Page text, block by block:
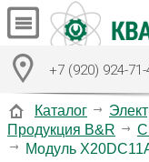
+7 (920) 924-
Каталог
Продукция B&R
Модуль